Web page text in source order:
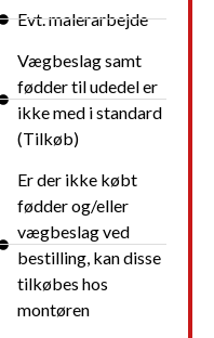
Evt. malerarbejde
Vægbeslag samt
fødder til udedel er
ikke med i standard
(Tilkøb)
Er der ikke købt
fødder og/eller
vægbeslag ved
bestilling, kan disse
tilkøbes hos
montøren